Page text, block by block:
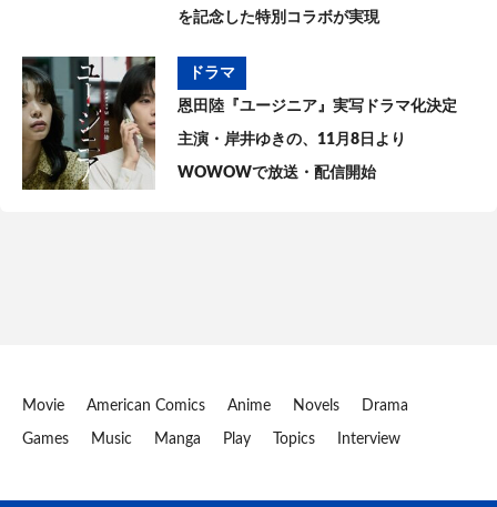
を記念した特別コラボが実現
ドラマ
恩田陸『ユージニア』実写ドラマ化決定
主演・岸井ゆきの、11月8日より
WOWOWで放送・配信開始
Movie American Comics Anime Novels Drama
Games Music Manga Play Topics Interview